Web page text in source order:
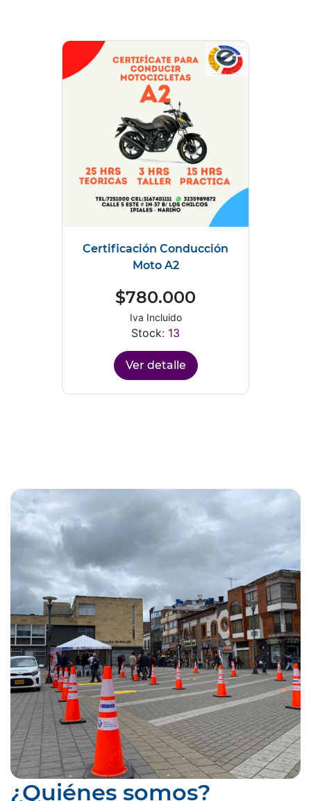
Certificación Conducción
Moto A2
$780.000
Iva Incluido
Stock: 13
Ver detalle
¿Quiénes somos?